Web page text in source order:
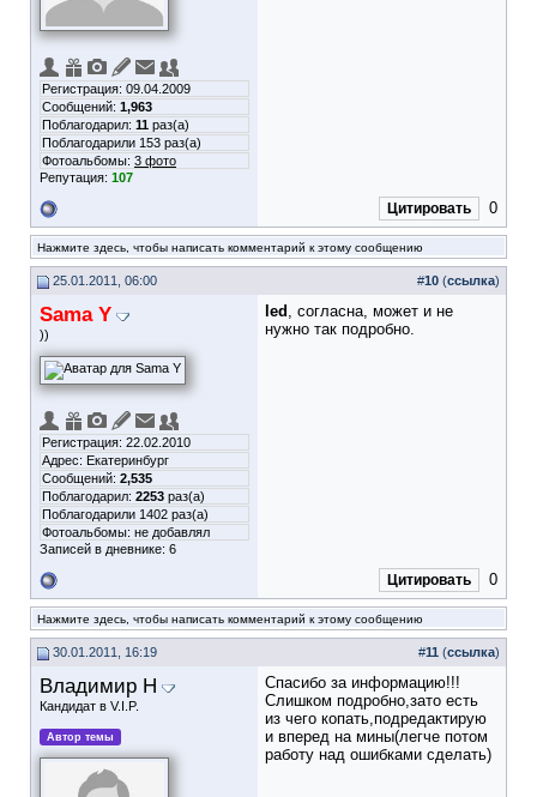
Регистрация: 09.04.2009
Сообщений: 1,963
Поблагодарил: 11 раз(а)
Поблагодарили 153 раз(а)
Фотоальбомы: 3 фото
Репутация: 107
Цитировать 0
Нажмите здесь, чтобы написать комментарий к этому сообщению
25.01.2011, 06:00 #10 (ссылка)
Sama Y
))
Регистрация: 22.02.2010
Адрес: Екатеринбург
Сообщений: 2,535
Поблагодарил: 2253 раз(а)
Поблагодарили 1402 раз(а)
Фотоальбомы: не добавлял
Записей в дневнике: 6
led , согласна, может и не
нужно так подробно.
Цитировать 0
Нажмите здесь, чтобы написать комментарий к этому сообщению
30.01.2011, 16:19 #11 (ссылка)
Владимир Н
Кандидат в V.I.P.
Автор темы
Спасибо за информацию!!!
Слишком подробно,зато есть
из чего копать,подредактирую
и вперед на мины(легче потом
работу над ошибками сделать)